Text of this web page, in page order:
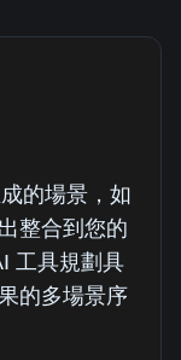
的場景，如
整合到您的
工具規劃具
的多場景序